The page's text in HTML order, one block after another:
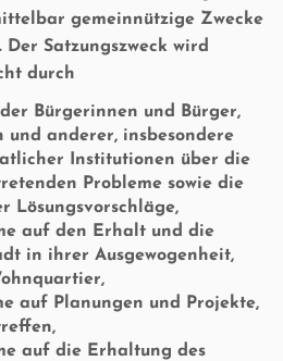
gemeinnützige Zwecke
Satzungszweck wird
durch
Bürgerinnen und Bürger,
und anderer, insbesondere
Institutionen über die
Probleme sowie die
Lösungsvorschläge,
auf den Erhalt und die
in ihrer Ausgewogenheit,
auf Planungen und Projekte,
auf die Erhaltung des